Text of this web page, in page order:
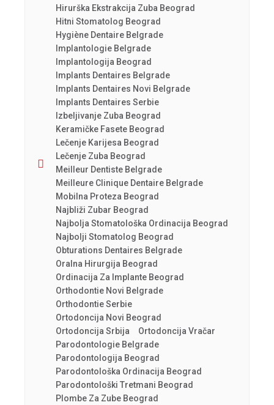
Hirurška Ekstrakcija Zuba Beograd
Hitni Stomatolog Beograd
Hygiène Dentaire Belgrade
Implantologie Belgrade
Implantologija Beograd
Implants Dentaires Belgrade
Implants Dentaires Novi Belgrade
Implants Dentaires Serbie
Izbeljivanje Zuba Beograd
Keramičke Fasete Beograd
Lečenje Karijesa Beograd
Lečenje Zuba Beograd
Meilleur Dentiste Belgrade
Meilleure Clinique Dentaire Belgrade
Mobilna Proteza Beograd
Najbliži Zubar Beograd
Najbolja Stomatološka Ordinacija Beograd
Najbolji Stomatolog Beograd
Obturations Dentaires Belgrade
Oralna Hirurgija Beograd
Ordinacija Za Implante Beograd
Orthodontie Novi Belgrade
Orthodontie Serbie
Ortodoncija Novi Beograd
Ortodoncija Srbija
Ortodoncija Vračar
Parodontologie Belgrade
Parodontologija Beograd
Parodontološka Ordinacija Beograd
Parodontološki Tretmani Beograd
Plombe Za Zube Beograd